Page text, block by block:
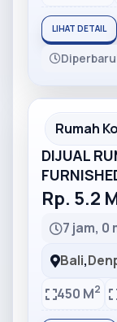
LIHAT DETAIL
Partner
Rumah
DIJUAL
Rp. 5.2
7 jam, 0
Bali,
450 M2